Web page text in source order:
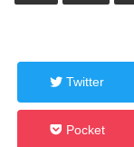
Twitter
Pocket